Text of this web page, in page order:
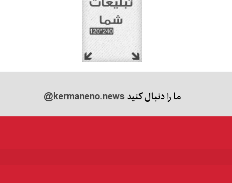
ما را دنبال کنید@kermaneno.news